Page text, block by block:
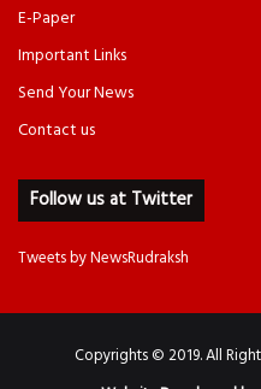
E-Paper
Important Links
Send Your News
Contact us
Follow us at Twitter
Tweets by NewsRudraksh
Copyrights © 2019. All